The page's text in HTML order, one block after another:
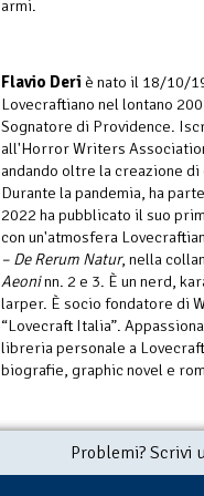
armi.
Flavio Deri è nato il 18/10/
Lovecraftiano nel lontano
Sognatore di Providence.
all'Horror Writers
andando oltre la creazione
Durante la pandemia, ha
2022 ha pubblicato il suo
con un'atmosfera
– De Rerum Natur, nella
Aeoninn. 2 e 3. È un nerd,
larper. È socio fondatore di
“Lovecraft Italia”.
libreria personale a
biografie, graphic novel e
Problemi? Scrivi